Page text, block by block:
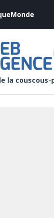
Monde
la